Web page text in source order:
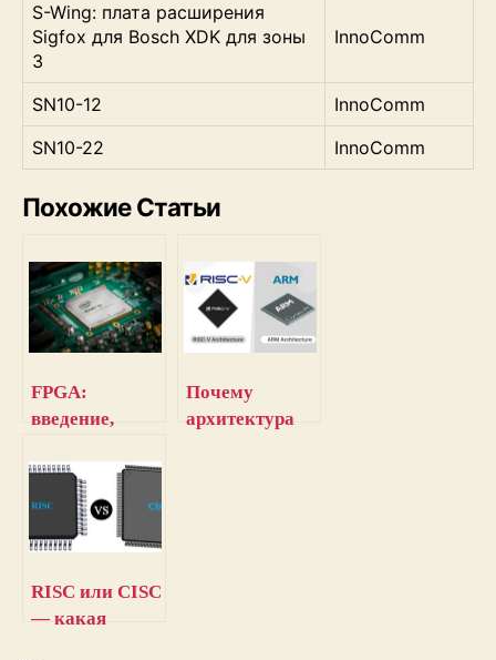
S-Wing: плата расширения
Sigfox для Bosch XDK для зоны
3
InnoComm
SN10-12
InnoComm
SN10-22
InnoComm
Похожие Статьи
FPGA:
введение,
инструменты
для
программиров
ания
Почему
архитектура
RISC или CISC
— какая